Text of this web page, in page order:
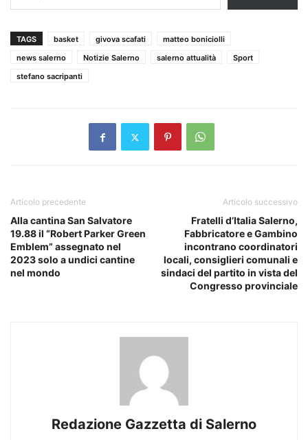
TAGS basket givova scafati
matteo boniciolli
news salerno
Notizie Salerno salerno attualità
Sport
stefano sacripanti
Articolo precedente
Alla cantina San Salvatore
19.88 il “Robert Parker Green
Emblem” assegnato nel
2023 solo a undici cantine
nel mondo
Articolo successivo
Fratelli d’Italia Salerno,
Fabbricatore e Gambino
incontrano coordinatori
locali, consiglieri comunali e
sindaci del partito in vista del
Congresso provinciale
Redazione Gazzetta di Salerno